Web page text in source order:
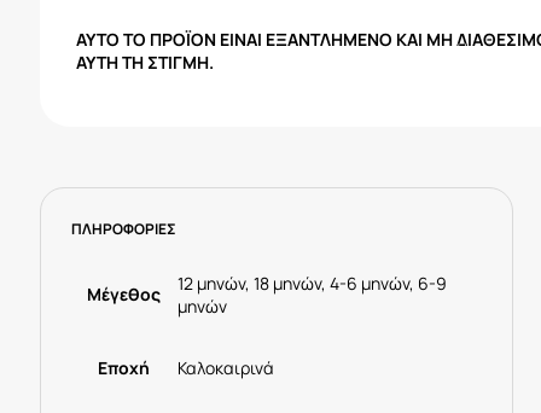
ΑΥΤΌ ΤΟ ΠΡΟΪΌΝ ΕΊΝΑΙ ΕΞΑΝΤΛΗΜΈΝΟ ΚΑΙ ΜΗ
ΑΥΤΉ ΤΗ ΣΤΙΓΜΉ.
ΠΛΗΡΟΦΟΡΙΕΣ
Μέγεθος
12 μηνών, 18 μηνών, 4-6 μηνών, 6-9
μηνών
Εποχή Καλοκαιρινά